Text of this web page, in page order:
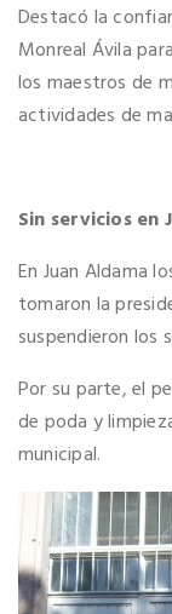
Destacó la
Monreal Ávila
los maestros de
actividades de
Sin servicios en
En Juan Aldama
tomaron la
suspendieron los
Por su parte, el
de poda y
municipal.